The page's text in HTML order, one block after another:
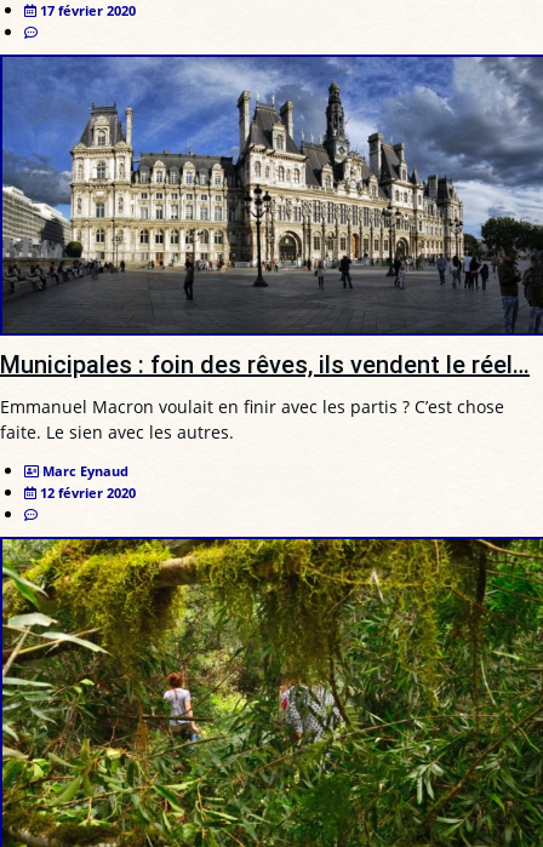
17 février 2020
Municipales : foin des rêves, ils vendent le réel…
Emmanuel Macron voulait en finir avec les partis ? C’est chose
faite. Le sien avec les autres.
Marc Eynaud
12 février 2020